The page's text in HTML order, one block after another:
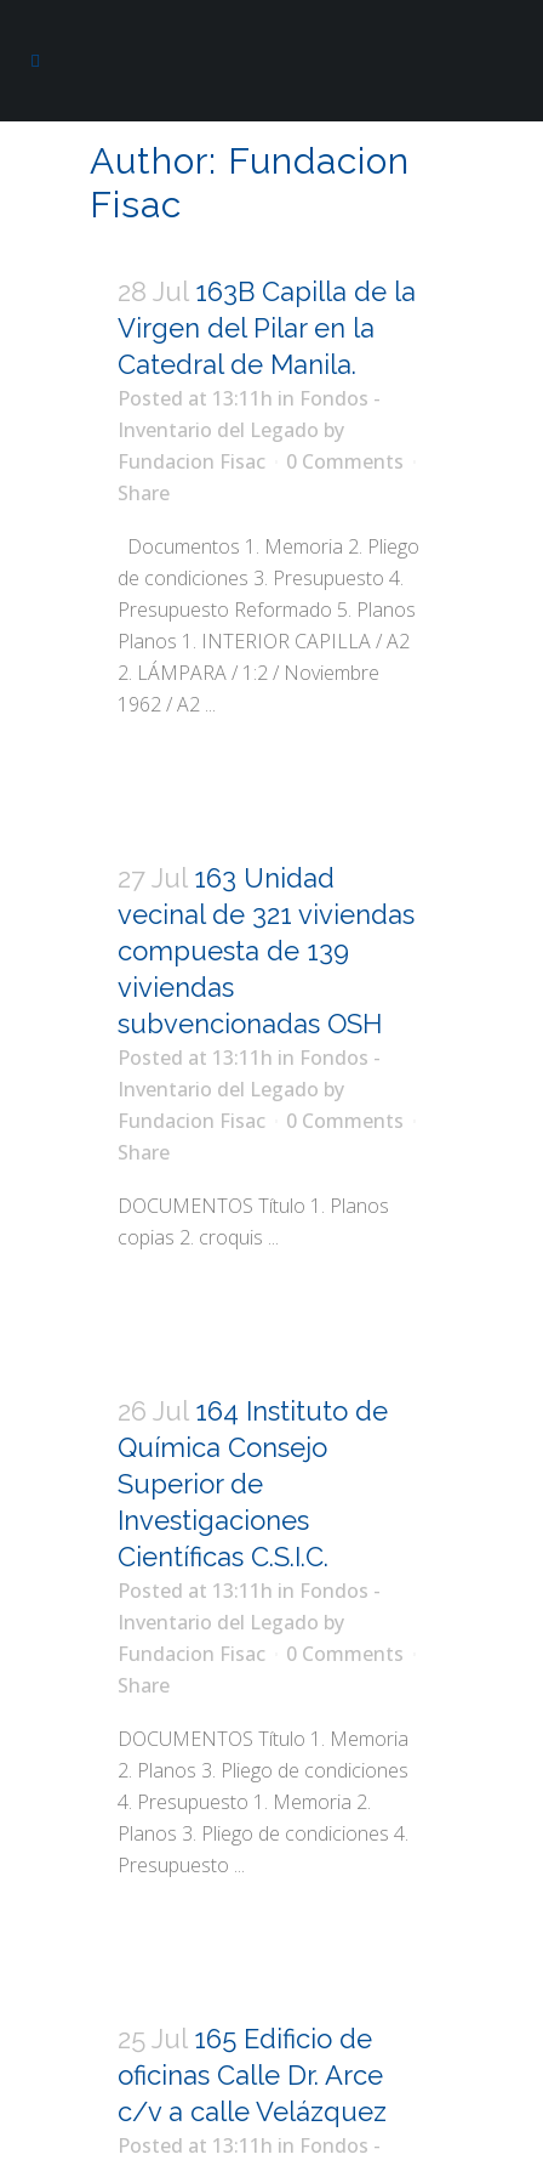
Author: Fundacion
Fisac
28 Jul 163B Capilla de la
Virgen del Pilar en la
Catedral de Manila.
Posted at 13:11h in Fondos -
Inventario del Legado by
Fundacion Fisac
0 Comments
Share
Documentos 1. Memoria 2. Pliego
de condiciones 3. Presupuesto 4.
Presupuesto Reformado 5. Planos
Planos 1. INTERIOR CAPILLA / A2
2. LÁMPARA / 1:2 / Noviembre
1962 / A2 ...
27 Jul 163 Unidad
vecinal de 321 viviendas
compuesta de 139
viviendas
subvencionadas OSH
Posted at 13:11h in Fondos -
Inventario del Legado by
Fundacion Fisac
0 Comments
Share
DOCUMENTOS Título 1. Planos
copias 2. croquis ...
26 Jul 164 Instituto de
Química Consejo
Superior de
Investigaciones
Científicas C.S.I.C.
Posted at 13:11h in Fondos -
Inventario del Legado by
Fundacion Fisac
0 Comments
Share
DOCUMENTOS Título 1. Memoria
2. Planos 3. Pliego de condiciones
4. Presupuesto 1. Memoria 2.
Planos 3. Pliego de condiciones 4.
Presupuesto ...
25 Jul 165 Edificio de
oficinas Calle Dr. Arce
c/v a calle Velázquez
Posted at 13:11h in Fondos -